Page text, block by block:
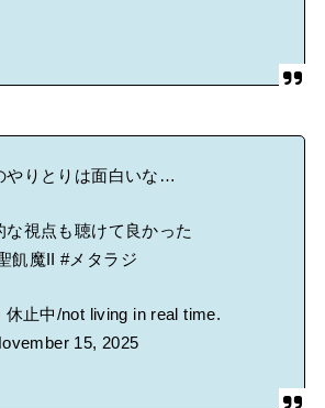
やりとりは面白いな…
な視点も聴けて良かった
飢魔II #メタラジ
休止中/not living in real time.
15, 2025